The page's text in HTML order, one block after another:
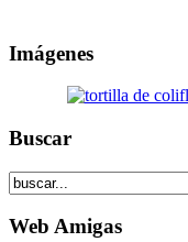
Imágenes
Buscar
Web Amigas